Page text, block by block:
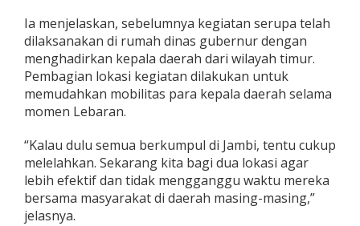
G
u
b
e
r
n
u
l
H
a
r
i
Ia menjelaskan, sebelumnya kegiatan serupa telah
dilaksanakan di rumah dinas gubernur dengan
menghadirkan kepala daerah dari wilayah timur.
Pembagian lokasi kegiatan dilakukan untuk
memudahkan mobilitas para kepala daerah selama
momen Lebaran.
“Kalau dulu semua berkumpul di Jambi, tentu cukup
melelahkan. Sekarang kita bagi dua lokasi agar
lebih efektif dan tidak mengganggu waktu mereka
bersama masyarakat di daerah masing-masing,”
jelasnya.